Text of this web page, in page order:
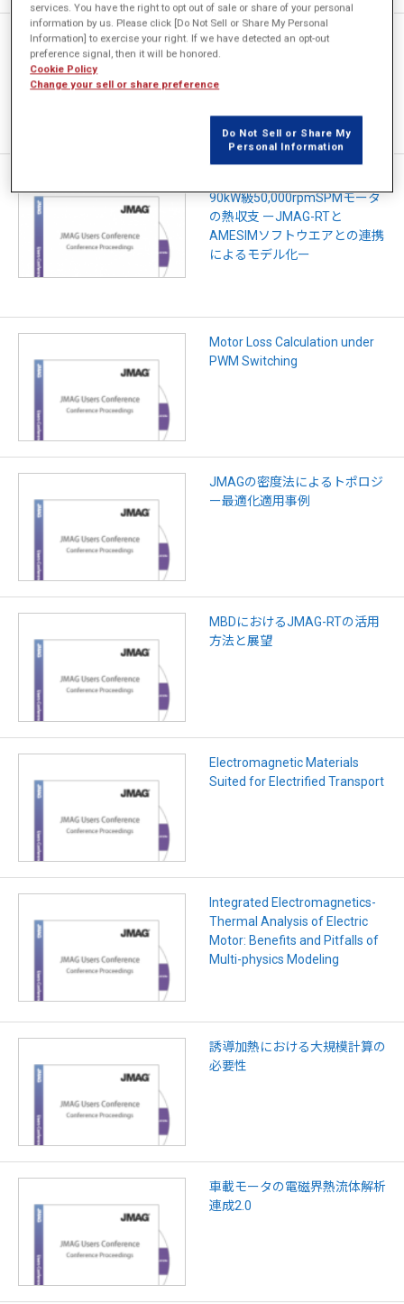
JMAGとGT-SUITEの連携による
EV駆動用モータの1D熱解析
90kW級50,000rpmSPMモータ
の熱収支 ーJMAG-RTと
AMESIMソフトウエアとの連携
によるモデル化ー
Motor Loss Calculation under
PWM Switching
JMAGの密度法によるトポロジ
ー最適化適用事例
MBDにおけるJMAG-RTの活用
方法と展望
Electromagnetic Materials
Suited for Electrified Transport
Integrated Electromagnetics-
Thermal Analysis of Electric
Motor: Benefits and Pitfalls of
Multi-physics Modeling
誘導加熱における大規模計算の
必要性
車載モータの電磁界熱流体解析
連成2.0
services. You have the right to opt out of sale or share of your personal
information by us. Please click [Do Not Sell or Share My Personal
Information] to exercise your right. If we have detected an opt-out
preference signal, then it will be honored.
Cookie Policy
Change your sell or share preference
Do Not Sell or Share My
Personal Information